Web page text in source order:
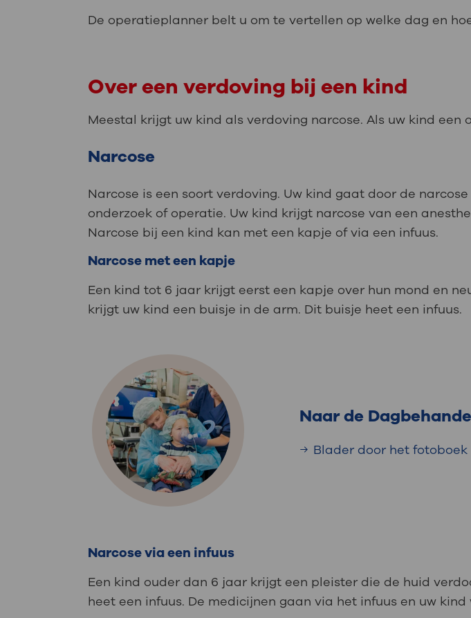
De operatieplanner belt u om te vertellen op welke dag en
Over een verdoving bij een kind
Meestal krijgt uw kind als verdoving narcose. Als uw kind
Narcose
Narcose is een soort verdoving. Uw kind gaat door de
onderzoek of operatie. Uw kind krijgt narcose van een
Narcose bij een kind kan met een kapje of via een infuus.
Narcose met een kapje
Een kind tot 6 jaar krijgt eerst een kapje over hun mond en
krijgt uw kind een buisje in de arm. Dit buisje heet een infuus.
Naar de
Blader door het fotoboek
Narcose via een infuus
Een kind ouder dan 6 jaar krijgt een pleister die de huid
heet een infuus. De medicijnen gaan via het infuus en uw